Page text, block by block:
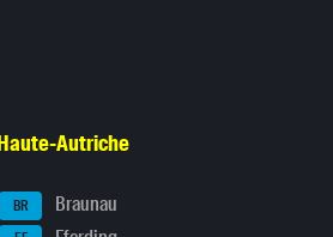
Autriche
BR Braunau